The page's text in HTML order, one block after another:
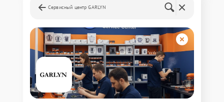
Сервисный центр GARLYN